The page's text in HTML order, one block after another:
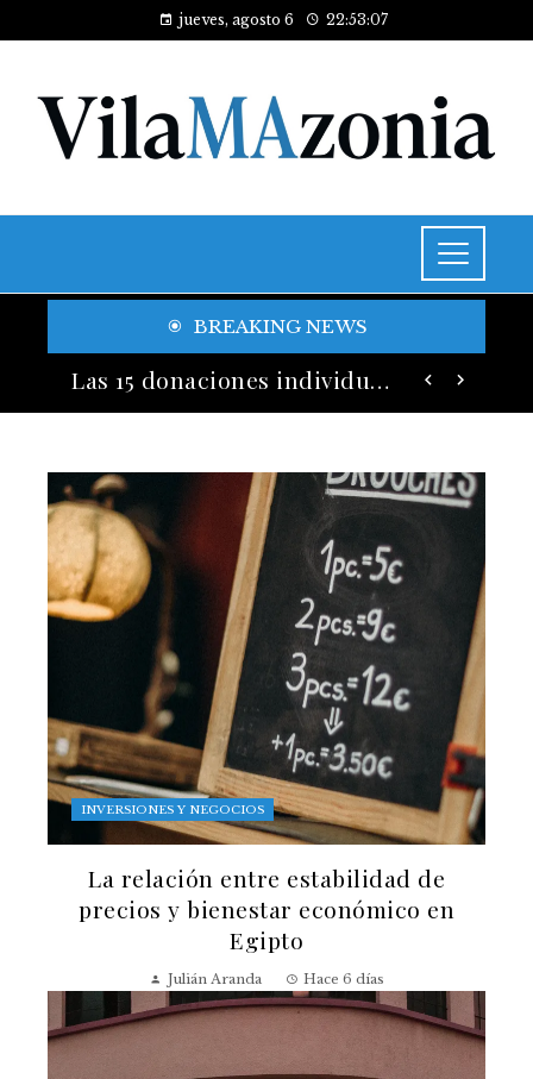
jueves, agosto 6 22:53:09
BREAKING NEWS
Las 15 donaciones individuales más grandes y su legado en educación y salud
INVERSIONES Y NEGOCIOS
La relación entre estabilidad de
precios y bienestar económico en
Egipto
Julián Aranda Hace 6 días